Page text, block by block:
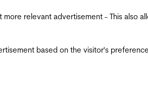
relevant advertisement - This also
based on the visitor's